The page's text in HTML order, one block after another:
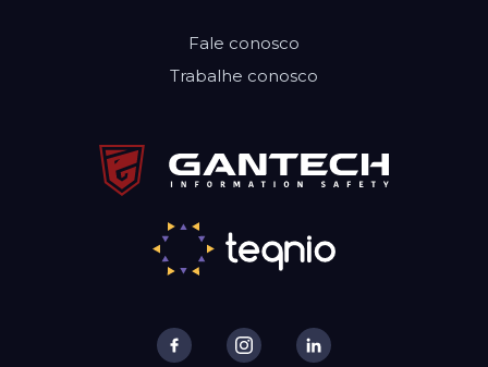
Fale conosco
Trabalhe conosco